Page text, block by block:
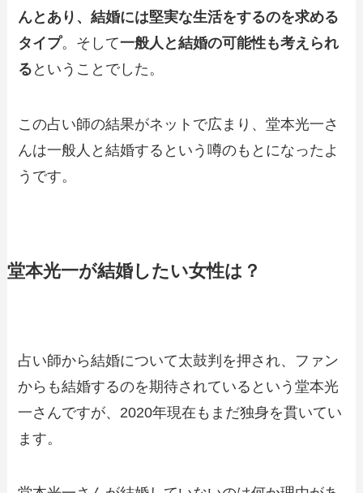
んとあり、結婚には堅実な生活をするのを求める
タイプ。そして一般人と結婚の可能性も考えられ
る ということでした。
この占い師の結果がネットで広まり、堂本光一さ
んは一般人と結婚するという噂のもとになったよ
うです。
堂本光一が結婚したい女性は？
占い師から結婚について太鼓判を押され、ファン
からも結婚するのを期待されているという堂本光
一さんですが、2020年現在もまだ独身を貫いてい
ます。